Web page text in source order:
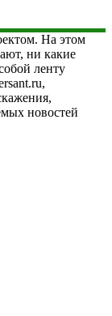
На этом
ни какие
ленту
новостей